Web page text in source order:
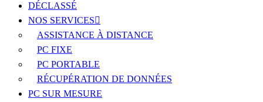
DÉCLASSÉ
NOS SERVICES
ASSISTANCE À DISTANCE
PC FIXE
PC PORTABLE
RÉCUPÉRATION DE DONNÉES
PC SUR MESURE